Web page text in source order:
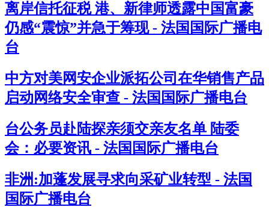
离岸信托征税 港、新律师透露中国富豪
仍感“震惊”并急于筹现 - 法国国际广播电
台
中方对美网安企业派拓公司在华销售产品
启动网络安全审查 - 法国国际广播电台
台公务员赴陆探亲须交亲友名单 陆委
会：必要资讯 - 法国国际广播电台
非洲:加蓬发展寻求向采矿业转型 - 法国
国际广播电台